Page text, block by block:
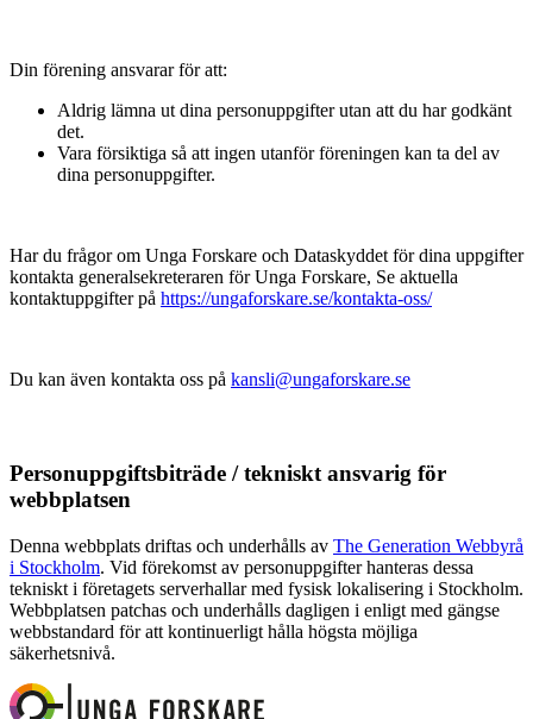
Din förening ansvarar för att:
Aldrig lämna ut dina personuppgifter utan att du har godkänt
det.
Vara försiktiga så att ingen utanför föreningen kan ta del av
dina personuppgifter.
Har du frågor om Unga Forskare och Dataskyddet för dina uppgifter
kontakta generalsekreteraren för Unga Forskare, Se aktuella
kontaktuppgifter på https://ungaforskare.se/kontakta-oss/
Du kan även kontakta oss på kansli@ungaforskare.se
Personuppgiftsbiträde / tekniskt ansvarig för
webbplatsen
Denna webbplats driftas och underhålls av The Generation Webbyrå
i Stockholm. Vid förekomst av personuppgifter hanteras dessa
tekniskt i företagets serverhallar med fysisk lokalisering i Stockholm.
Webbplatsen patchas och underhålls dagligen i enligt med gängse
webbstandard för att kontinuerligt hålla högsta möjliga
säkerhetsnivå.